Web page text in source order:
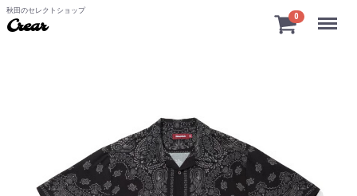
秋田のセレクトショップ
Crear
0 Menu